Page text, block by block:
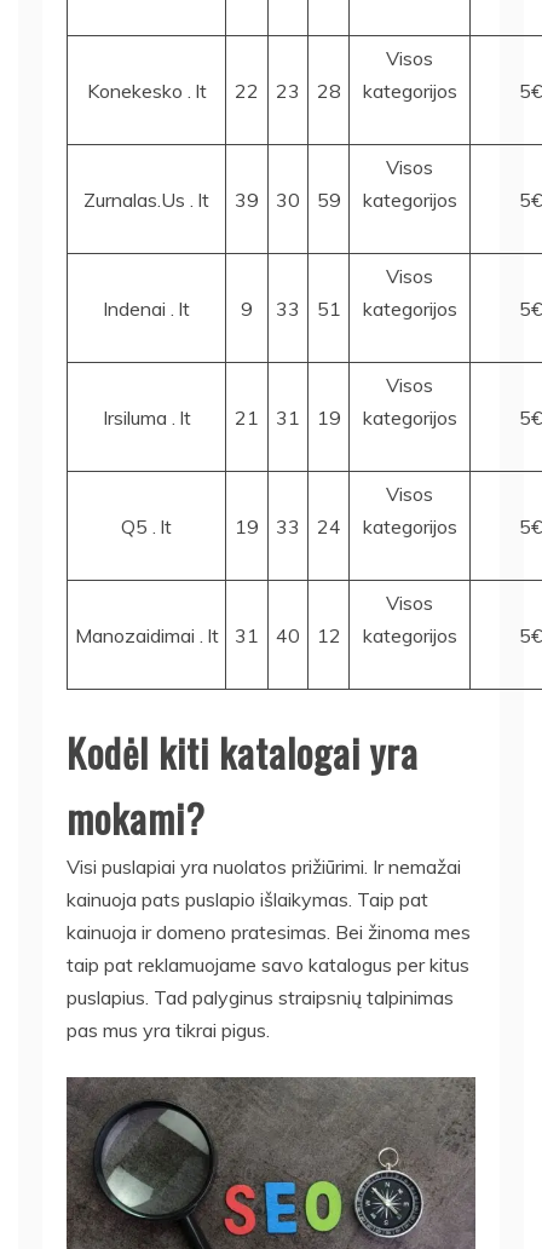
Konekesko . lt 22 23 28
Visos
kategorijos
5€
Zurnalas.Us . lt 39 30 59
Visos
kategorijos
5€
Indenai . lt 9 33 51
Visos
kategorijos
5€
Irsiluma . lt 21 31 19
Visos
kategorijos
5€
Q5 . lt 19 33 24
Visos
kategorijos
5€
Manozaidimai . lt 31 40 12
Visos
kategorijos
5€
Kodėl kiti katalogai yra
mokami?
Visi puslapiai yra nuolatos prižiūrimi. Ir nemažai
kainuoja pats puslapio išlaikymas. Taip pat
kainuoja ir domeno pratesimas. Bei žinoma mes
taip pat reklamuojame savo katalogus per kitus
puslapius. Tad palyginus straipsnių talpinimas
pas mus yra tikrai pigus.